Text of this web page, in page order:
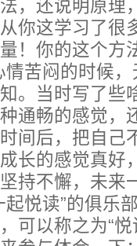
，还说明原理
你这学习了很
！你的这个方
情苦闷的时候
。当时写了些
通畅的感觉，
间后，把自己
长的感觉真好
持不懈，未来
起悦读”的俱乐
可以称之为“